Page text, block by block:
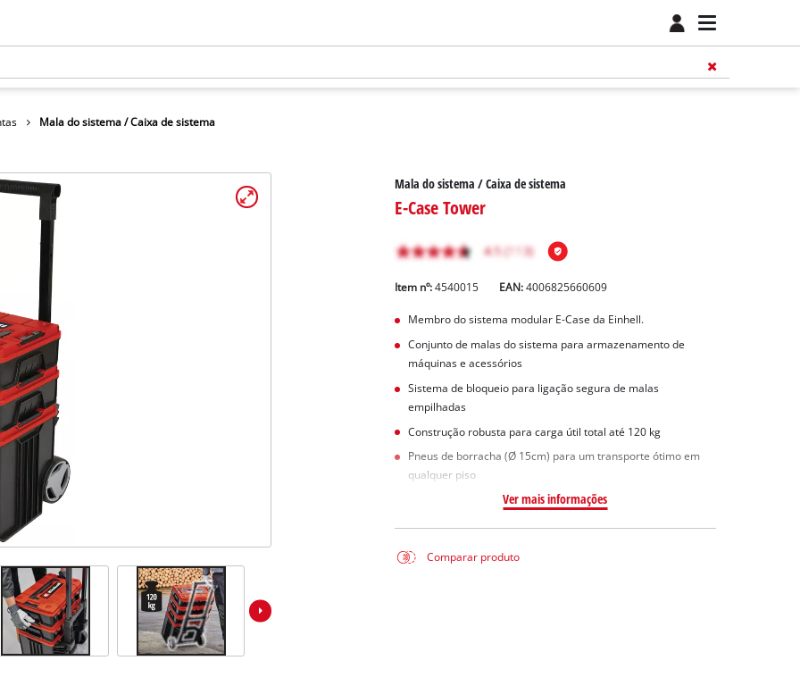
Mala do sistema / Caixa de sistema
Mala do sistema / Caixa de sistema
E-Case Tower
Item nº: 4540015 EAN:4006825660609
Membro do sistema modular E-Case da Einhell.
Conjunto de malas do sistema para armazenamento de
máquinas e acessórios
Sistema de bloqueio para ligação segura de malas
empilhadas
Construção robusta para carga útil total até 120 kg
Pneus de borracha (Ø 15cm) para um transporte ótimo em
qualquer piso
Ver mais informações
Comparar produto